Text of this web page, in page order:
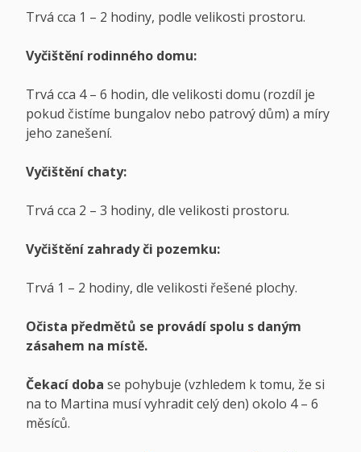
Trvá cca 1 – 2 hodiny, podle velikosti prostoru.
Vyčištění rodinného domu:
Trvá cca 4 – 6 hodin, dle velikosti domu (rozdíl je
pokud čistíme bungalov nebo patrový dům) a míry
jeho zanešení.
Vyčištění chaty:
Trvá cca 2 – 3 hodiny, dle velikosti prostoru.
Vyčištění zahrady či pozemku:
Trvá 1 – 2 hodiny, dle velikosti řešené plochy.
Očista předmětů se provádí spolu s daným
zásahem na místě.
Čekací doba se pohybuje (vzhledem k tomu, že si
na to Martina musí vyhradit celý den) okolo 4 – 6
měsíců.